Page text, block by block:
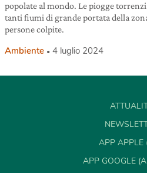
popolate al mondo. Le piogge
tanti fiumi di grande portata della
persone colpite.
Ambiente 4 luglio 2024
APP APPLE
APP GOOGLE